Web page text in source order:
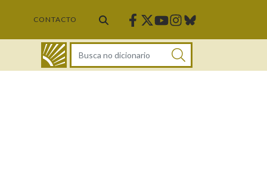
CONTACTO Facebook
Twitter
Youtube
Instagram
Bluesky
DICIONARIO